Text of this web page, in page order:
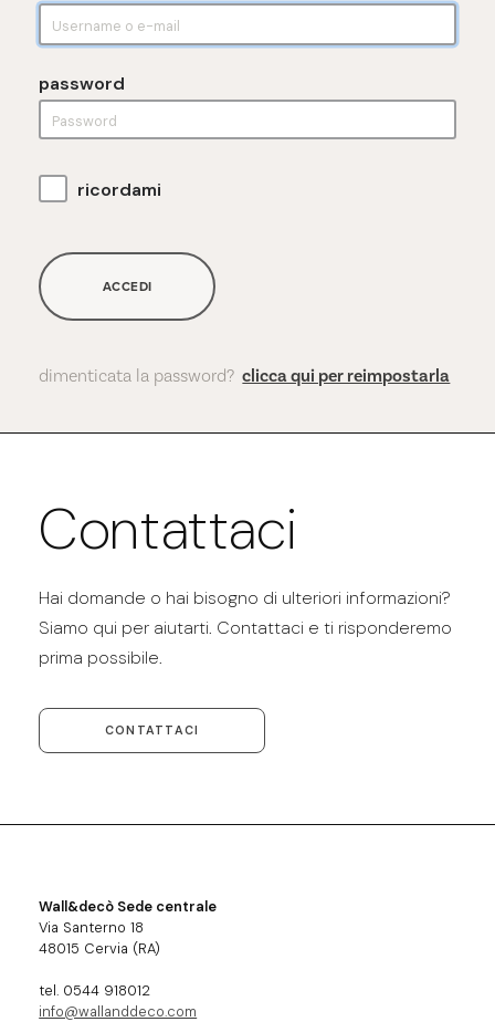
password
ricordami
ACCEDI
dimenticata la password? clicca qui per reimpostarla
Contattaci
Hai domande o hai bisogno di ulteriori informazioni?
Siamo qui per aiutarti. Contattaci e ti risponderemo
prima possibile.
CONTATTACI
Wall&decò Sede centrale
Via Santerno 18
48015 Cervia (RA)
tel. 0544 918012
info@wallanddeco.com